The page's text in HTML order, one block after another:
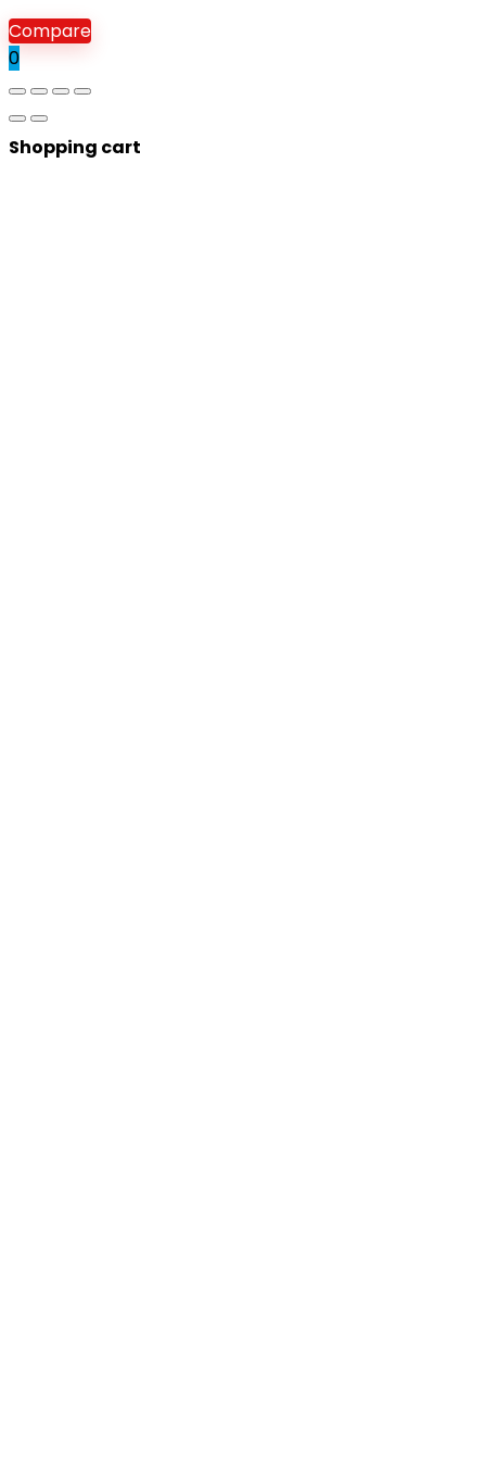
Compare
0
Shopping cart